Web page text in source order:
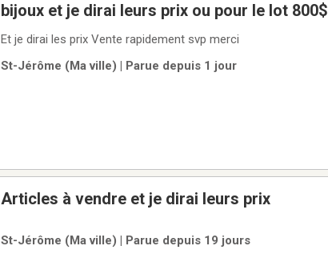
bijoux et je dirai leurs prix ou pour le lot 800$
Et je dirai les prix Vente rapidement svp merci
St-Jérôme (Ma ville) | Parue depuis 1 jour
Articles à vendre et je dirai leurs prix
St-Jérôme (Ma ville) | Parue depuis 19 jours